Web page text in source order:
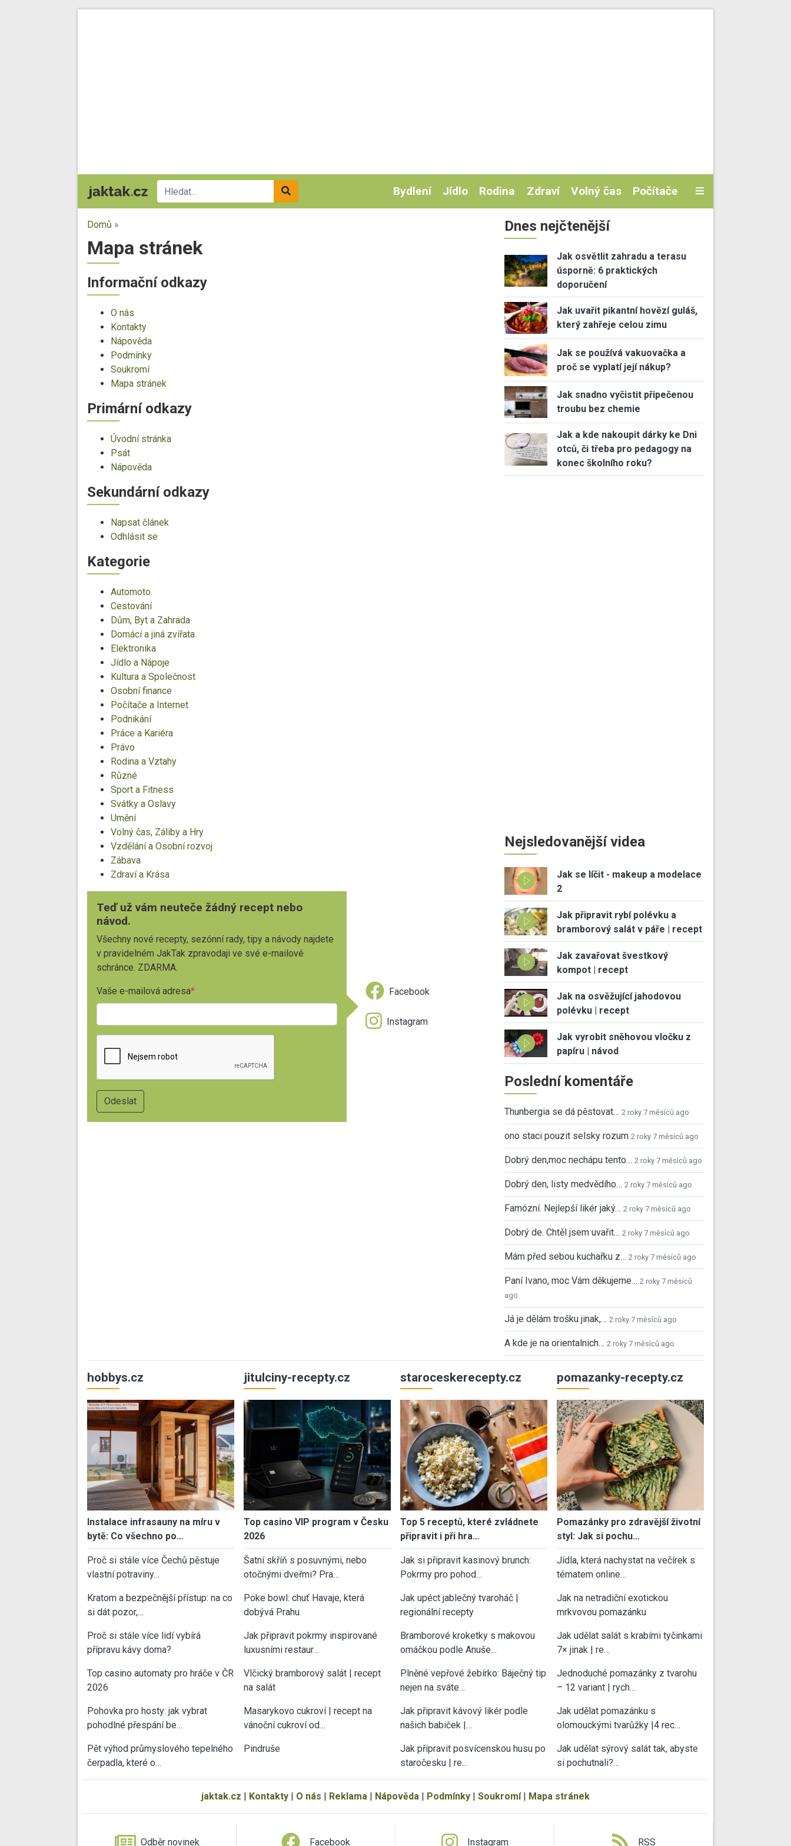
Bydlení Jídlo Rodina Zdraví Volný čas Počítače
Domů »
Mapa stránek
Informační odkazy
O nás
Kontakty
Nápověda
Podmínky
Soukromí
Mapa stránek
Primární odkazy
Úvodní stránka
Psát
Nápověda
Sekundární odkazy
Napsat článek
Odhlásit se
Kategorie
Automoto
Cestování
Dům, Byt a Zahrada
Domácí a jiná zvířata
Elektronika
Jídlo a Nápoje
Kultura a Společnost
Osobní finance
Počítače a Internet
Podnikání
Práce a Kariéra
Právo
Rodina a Vztahy
Různé
Sport a Fitness
Svátky a Oslavy
Umění
Volný čas, Záliby a Hry
Vzdělání a Osobní rozvoj
Zábava
Zdraví a Krása
Teď už vám neuteče žádný recept nebo
návod.
Všechny nové recepty, sezónní rady, tipy a návody najdete
v pravidelném JakTak zpravodaji ve své e-mailové
schránce. ZDARMA.
Vaše e-mailová adresa Facebook
Instagram
Dnes nejčtenější
Jak osvětlit zahradu a terasu
úsporně: 6 praktických
doporučení
Jak uvařit pikantní hovězí guláš,
který zahřeje celou zimu
Jak se používá vakuovačka a
proč se vyplatí její nákup?
Jak snadno vyčistit připečenou
troubu bez chemie
Jak a kde nakoupit dárky ke Dni
otců, či třeba pro pedagogy na
konec školního roku?
Nejsledovanější videa
Jak se líčit - makeup a modelace
2
Jak připravit rybí polévku a
bramborový salát v páře | recept
Jak zavařovat švestkový
kompot | recept
Jak na osvěžující jahodovou
polévku | recept
Jak vyrobit sněhovou vločku z
papíru | návod
Poslední komentáře
Thunbergia se dá pěstovat… 2 roky 7 měsíců ago
ono staci pouzit selsky rozum 2 roky 7 měsíců ago
Dobrý den,moc nechápu tento… 2 roky 7 měsíců ago
Dobrý den, listy medvědího… 2 roky 7 měsíců ago
Famózní. Nejlepší likér jaký… 2 roky 7 měsíců ago
Dobrý de. Chtěl jsem uvařit… 2 roky 7 měsíců ago
Mám před sebou kuchařku z… 2 roky 7 měsíců ago
Paní Ivano, moc Vám děkujeme… 2 roky 7 měsíců
ago
Já je dělám trošku jinak,… 2 roky 7 měsíců ago
A kde je na orientalnich… 2 roky 7 měsíců ago
hobbys.cz
Instalace infrasauny na míru v
bytě: Co všechno po…
Proč si stále více Čechů pěstuje
vlastní potraviny…
Kratom a bezpečnější přístup: na co
si dát pozor,…
Proč si stále více lidí vybírá
přípravu kávy doma?
Top casino automaty pro hráče v ČR
2026
Pohovka pro hosty: jak vybrat
pohodlné přespání be…
Pět výhod průmyslového tepelného
čerpadla, které o…
jitulciny-recepty.cz
Top casino VIP program v Česku
2026
Šatní skříň s posuvnými, nebo
otočnými dveřmi? Pra…
Poke bowl: chuť Havaje, která
dobývá Prahu
Jak připravit pokrmy inspirované
luxusními restaur…
Vlčický bramborový salát | recept
na salát
Masarykovo cukroví | recept na
vánoční cukroví od…
Pindruše
staroceskerecepty.cz
Top 5 receptů, které zvládnete
připravit i při hra…
Jak si připravit kasinový brunch:
Pokrmy pro pohod…
Jak upéct jablečný tvaroháč |
regionální recepty
Bramborové kroketky s makovou
omáčkou podle Anuše…
Plněné vepřové žebírko: Báječný tip
nejen na sváte…
Jak připravit kávový likér podle
našich babiček |…
Jak připravit posvícenskou husu po
staročesku | re…
pomazanky-recepty.cz
Pomazánky pro zdravější životní
styl: Jak si pochu…
Jídla, která nachystat na večírek s
tématem online…
Jak na netradiční exotickou
mrkvovou pomazánku
Jak udělat salát s krabími tyčinkami
7× jinak | re…
Jednoduché pomazánky z tvarohu
– 12 variant | rych…
Jak udělat pomazánku s
olomouckými tvarůžky |4 rec…
Jak udělat sýrový salát tak, abyste
si pochutnali?…
jaktak.cz | Kontakty | O nás | Reklama | Nápověda | Podmínky | Soukromí| Mapa stránek
Odběr novinek Facebook Instagram RSS